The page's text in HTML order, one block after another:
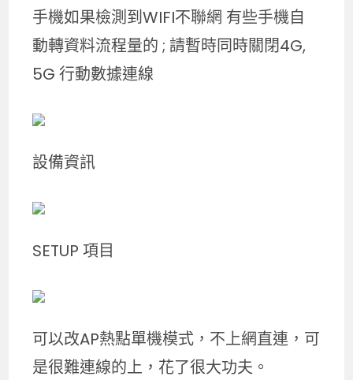
手機如果檢測到WIFI不聯網 有些手機自
動轉資料流程量的 ; 請暫時同時關閉4G,
5G 行動數據連線
設備資訊
SETUP 項目
可以改AP熱點單機模式，不上網直連，可
是很難連線的上，花了很大功夫。